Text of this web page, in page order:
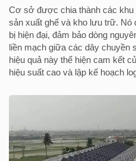
Cơ sở được chia thành các khu
sản xuất ghế và kho lưu trữ.
bị hiện đại, đảm bảo dòng
liền mạch giữa các dây chuyền
hiệu quả này thể hiện cam kết
hiệu suất cao và lập kế hoạch